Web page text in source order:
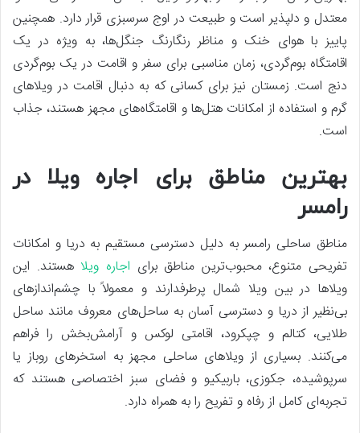
معتدل و دلپذیر است و طبیعت در اوج سرسبزی قرار دارد. همچنین
پاییز با هوای خنک و مناظر رنگارنگ جنگل‌ها، به ویژه در یک
اقامتگاه بوم‌گردی، زمان مناسبی برای سفر و اقامت در یک بوم‌گردی
دنج است. زمستان نیز برای کسانی که به دنبال اقامت در ویلاهای
گرم و استفاده از امکانات هتل‌ها و اقامتگاه‌های مجهز هستند، جذاب
است.
بهترین مناطق برای اجاره ویلا در
رامسر
مناطق ساحلی رامسر به دلیل دسترسی مستقیم به دریا و امکانات
تفریحی متنوع، محبوب‌ترین مناطق برای اجاره ویلا هستند. این
ویلاها در بین ویلا شمال پرطرفدارند و معمولاً با چشم‌اندازهای
بی‌نظیر از دریا و دسترسی آسان به ساحل‌های معروف مانند ساحل
طلایی، کتالم و چپکرود، اقامتی لوکس و آرامش‌بخش را فراهم
می‌کنند. بسیاری از ویلاهای ساحلی مجهز به استخرهای روباز یا
سرپوشیده، جکوزی، باربیکیو و فضای سبز اختصاصی هستند که
تجربه‌ای کامل از رفاه و تفریح را به همراه دارد.